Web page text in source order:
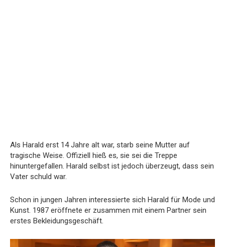
Als Harald erst 14 Jahre alt war, starb seine Mutter auf
tragische Weise. Offiziell hieß es, sie sei die Treppe
hinuntergefallen. Harald selbst ist jedoch überzeugt, dass sein
Vater schuld war.
Schon in jungen Jahren interessierte sich Harald für Mode und
Kunst. 1987 eröffnete er zusammen mit einem Partner sein
erstes Bekleidungsgeschäft.